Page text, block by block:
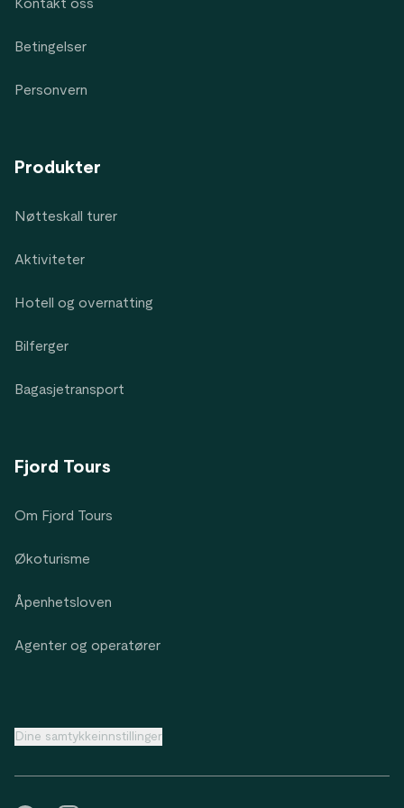
Kontakt oss
Betingelser
Personvern
Produkter
Nøtteskall turer
Aktiviteter
Hotell og overnatting
Bilferger
Bagasjetransport
Fjord Tours
Om Fjord Tours
Økoturisme
Åpenhetsloven
Agenter og operatører
Dine samtykkeinnstillinger